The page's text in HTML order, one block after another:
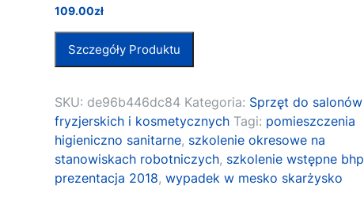
109.00zł
Szczegóły Produktu
SKU: de96b446dc84 Kategoria: Sprzęt do salonów
fryzjerskich i kosmetycznych Tagi: pomieszczenia
higieniczno sanitarne, szkolenie okresowe na
stanowiskach robotniczych, szkolenie wstępne bhp
prezentacja 2018,wypadek w mesko skarżysko